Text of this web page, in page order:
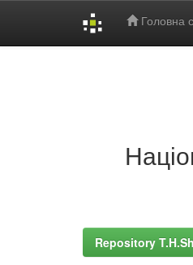
Головна
Repository